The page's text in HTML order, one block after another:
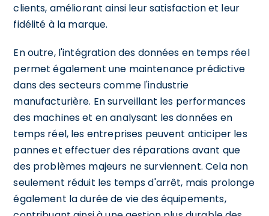
clients, améliorant ainsi leur satisfaction et leur
fidélité à la marque.
En outre, l'intégration des données en temps réel
permet également une maintenance prédictive
dans des secteurs comme l'industrie
manufacturière. En surveillant les performances
des machines et en analysant les données en
temps réel, les entreprises peuvent anticiper les
pannes et effectuer des réparations avant que
des problèmes majeurs ne surviennent. Cela non
seulement réduit les temps d'arrêt, mais prolonge
également la durée de vie des équipements,